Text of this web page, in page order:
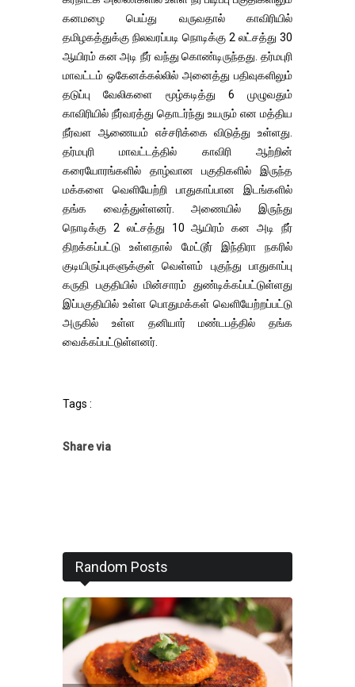
கனமழை பெய்து வருவதால் காவிரியில்
தமிழகத்துக்கு நிலவரப்படி நொடிக்கு 2 லட்சத்து 30
ஆயிரம் கன அடி நீர் வந்து கொண்டிருந்தது. தர்மபுரி
மாவட்டம் ஒகேனக்கல்லில் அனைத்து பதிவுகளிலும்
தடுப்பு வேலிகளை மூழ்கடித்து 6 முழுவதும்
காவிரியில் நீர்வரத்து தொடர்ந்து உயரும் என மத்திய
நீர்வள ஆணையம் எச்சரிக்கை விடுத்து உள்ளது.
தர்மபுரி மாவட்டத்தில் காவிரி ஆற்றின்
கரையோரங்களில் தாழ்வான பகுதிகளில் இருந்த
மக்களை வெளியேற்றி பாதுகாப்பான இடங்களில்
தங்க வைத்துள்ளனர். அணையில் இருந்து
நொடிக்கு 2 லட்சத்து 10 ஆயிரம் கன அடி நீர்
திறக்கப்பட்டு உள்ளதால் மேட்டூர் இந்திரா நகரில்
குடியிருப்புகளுக்குள் வெள்ளம் புகுந்து பாதுகாப்பு
கருதி பகுதியில் மின்சாரம் துண்டிக்கப்பட்டுள்ளது
இப்பகுதியில் உள்ள பொதுமக்கள் வெளியேற்றப்பட்டு
அருகில் உள்ள தனியார் மண்டபத்தில் தங்க
வைக்கப்பட்டுள்ளனர்.
Tags :
Share via
Random Posts